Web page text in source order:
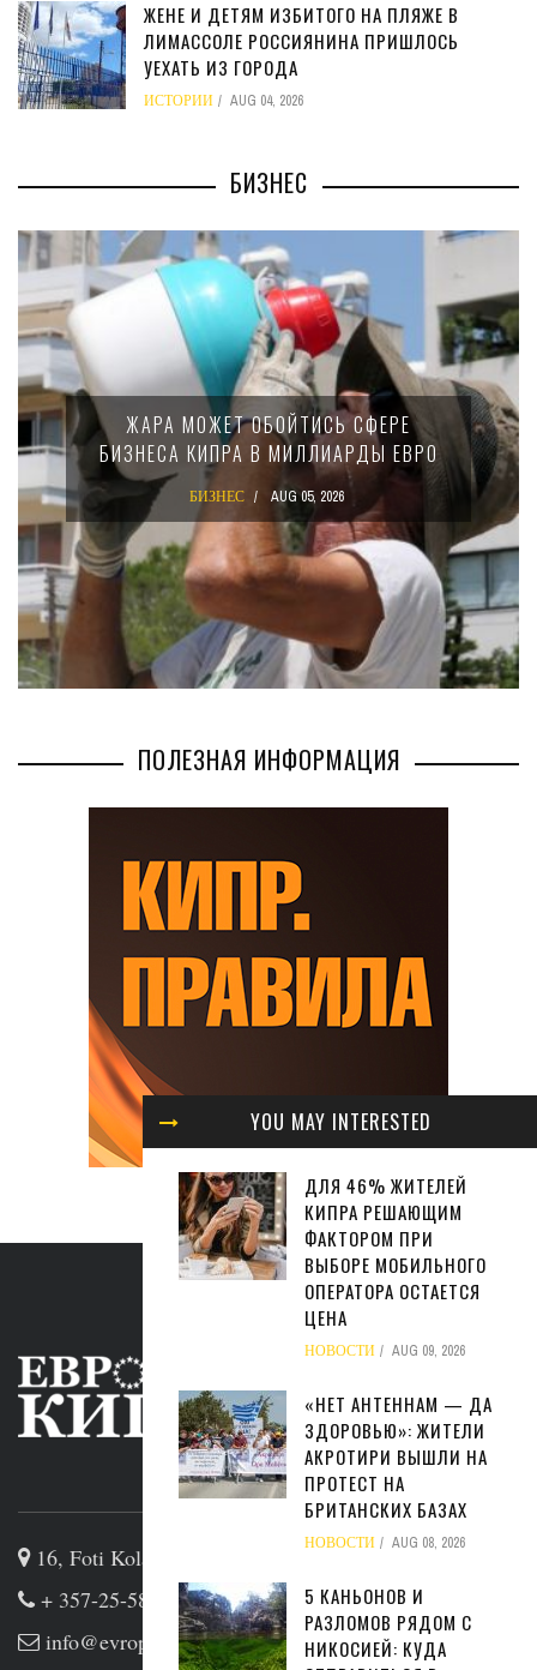
YOU MAY INTERESTED
ДЛЯ 46% ЖИТЕЛЕЙ
КИПРА РЕШАЮЩИМ
ФАКТОРОМ ПРИ
ВЫБОРЕ МОБИЛЬНОГО
ОПЕРАТОРА ОСТАЕТСЯ
ЦЕНА
НОВОСТИ AUG 09, 2026
«НЕТ АНТЕННАМ — ДА
ЗДОРОВЬЮ»: ЖИТЕЛИ
АКРОТИРИ ВЫШЛИ НА
ПРОТЕСТ НА
БРИТАНСКИХ БАЗАХ
НОВОСТИ AUG 08, 2026
5 КАНЬОНОВ И
РАЗЛОМОВ РЯДОМ С
НИКОСИЕЙ: КУДА
ЖЕНЕ И ДЕТЯМ ИЗБИТОГО НА ПЛЯЖЕ В
ЛИМАССОЛЕ РОССИЯНИНА ПРИШЛОСЬ
УЕХАТЬ ИЗ ГОРОДА
ИСТОРИИ AUG 04, 2026
БИЗНЕС
ЖАРА МОЖЕТ ОБОЙТИСЬ СФЕРЕ
БИЗНЕСА КИПРА В МИЛЛИАРДЫ ЕВРО
БИЗНЕС AUG 05, 2026
ПОЛЕЗНАЯ ИНФОРМАЦИЯ
ABOUT US
16, Foti Kolakidi str, 3031, Limassol, Cyprus
+ 357-25-581133
info@evropakipr.com